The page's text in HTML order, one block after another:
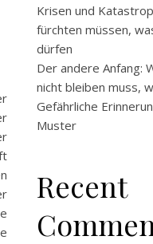
Krisen und
fürchten müssen,
dürfen
Der andere Anfang:
nicht bleiben muss,
Gefährliche
Muster
Recent